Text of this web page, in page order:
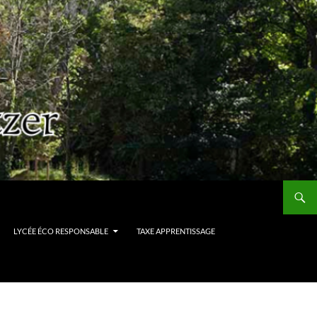
LYCÉE ÉCO RESPONSABLE TAXE APPRENTISSAGE